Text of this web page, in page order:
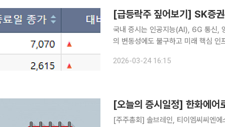
국내 증시는 인공지능(AI), 6G 통신,
의 변동성에도 불구하고 미래 핵심 인
래일 대비 29.96% 오른 7,070원을
2026-03-24 16:15
[오늘의 증시일정] 한화에어
[주주총회] 솔브레인, 티이엠씨씨엔